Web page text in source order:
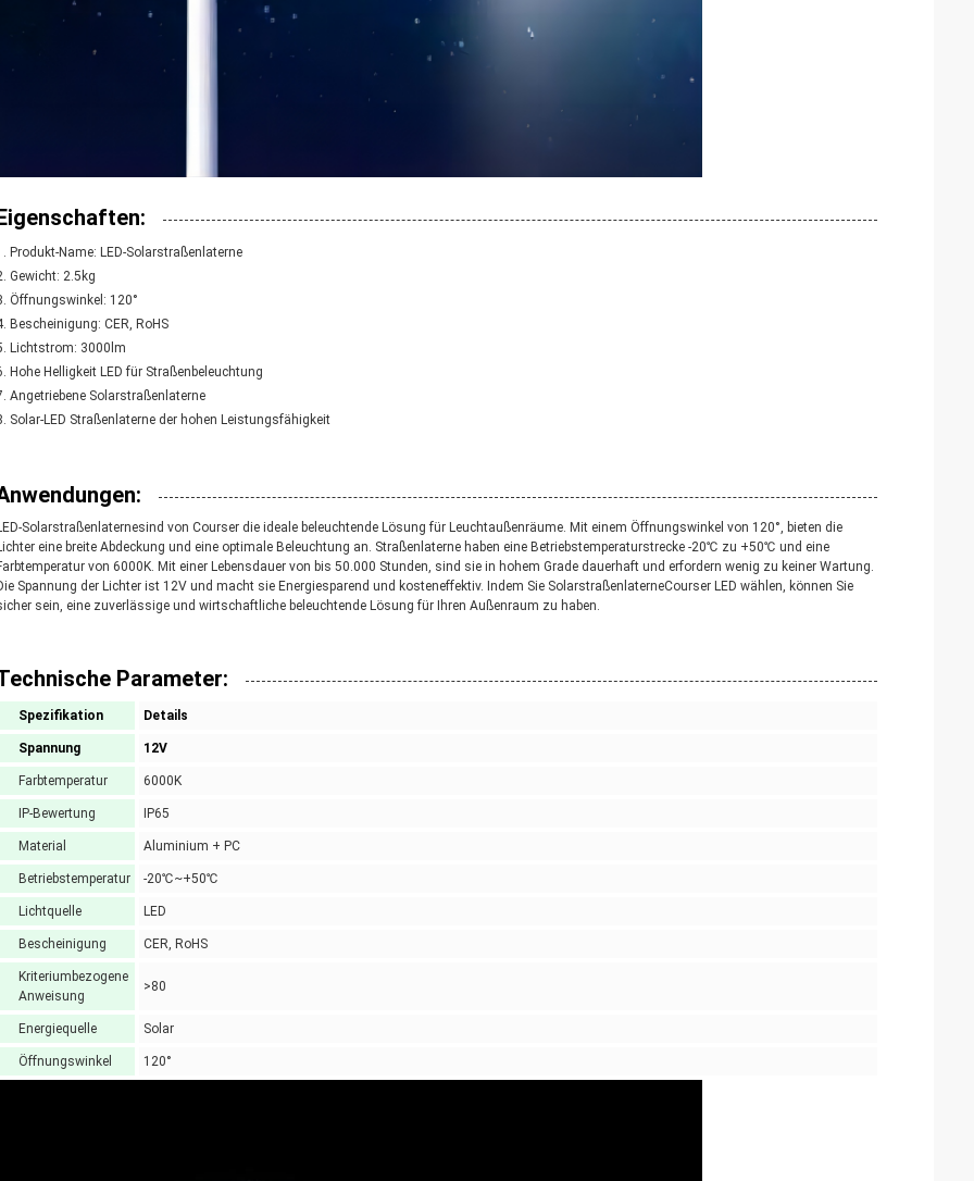
Produkt-Name: LED-Solarstraßenlaterne
Gewicht: 2.5kg
Öffnungswinkel: 120°
Bescheinigung: CER, RoHS
Lichtstrom: 3000lm
Hohe Helligkeit LED für Straßenbeleuchtung
Angetriebene Solarstraßenlaterne
Solar-LED Straßenlaterne der hohen Leistungsfähigkeit
Solarstraßenlaternesind von Courser die ideale beleuchtende Lösung für Leuchtaußenräume. Mit einem Öffnungswinkel von 120°, bieten die
eine breite Abdeckung und eine optimale Beleuchtung an. Straßenlaterne haben eine Betriebstemperaturstrecke -20℃ zu +50℃ und eine
von 6000K. Mit einer Lebensdauer von bis 50.000 Stunden, sind sie in hohem Grade dauerhaft und erfordern wenig zu keiner Wartung.
Spannung der Lichter ist 12V und macht sie Energiesparend und kosteneffektiv. Indem Sie SolarstraßenlaterneCourser LED wählen, können Sie
sein, eine zuverlässige und wirtschaftliche beleuchtende Lösung für Ihren Außenraum zu haben.
Parameter:
Spezifikation Details
Spannung 12V
Farbtemperatur 6000K
IP-Bewertung IP65
Material Aluminium + PC
Betriebstemperatur -20℃~+50℃
Lichtquelle LED
Bescheinigung CER, RoHS
Kriteriumbezogene
Anweisung
>80
Energiequelle Solar
Öffnungswinkel 120°